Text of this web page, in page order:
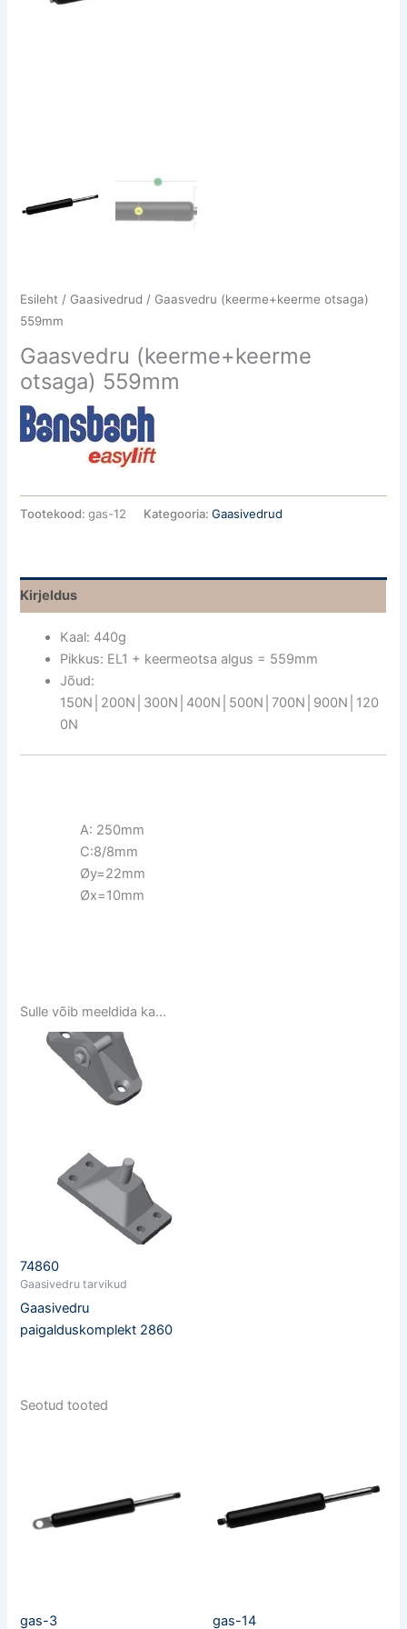
Esileht / Gaasivedrud / Gaasvedru (keerme+keerme otsaga)
559mm
Gaasvedru (keerme+keerme
otsaga) 559mm
Tootekood:gas-12 Kategooria:Gaasivedrud
Kirjeldus
Kaal: 440g
Pikkus: EL1 + keermeotsa algus = 559mm
Jõud:
150N│200N│300N│400N│500N│700N│900N│120
0N
A: 250mm
C:8/8mm
Øy=22mm
Øx=10mm
Sulle võib meeldida ka…
74860
Gaasivedru tarvikud
Gaasivedru
paigalduskomplekt 2860
Seotud tooted
gas-3 gas-14